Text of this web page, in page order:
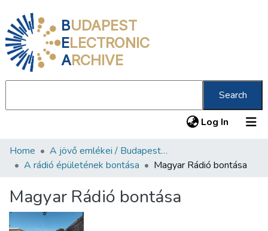
BUDAPEST
ELECTRONIC
ARCHIVE
Search
Log In (current)
Communities & Collections
Statistics
About us
Home
A jövő emlékei / Budapest ma
A rádió épületének bontása
Magyar Rádió bontása
Magyar Rádió bontása